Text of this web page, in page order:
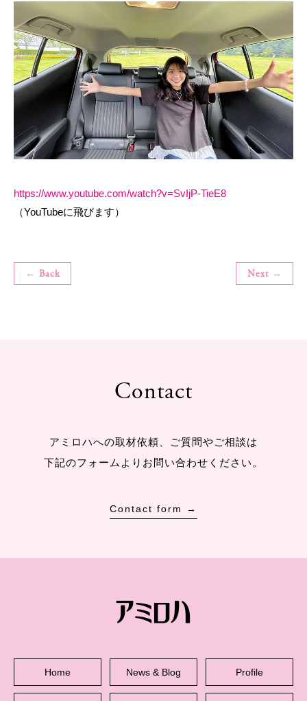
https://www.youtube.com/watch?v=SvIjP-TieE8
（YouTubeに飛びます）
← Back Next →
Contact
アミロハへの取材依頼、ご質問やご相談は
下記のフォームよりお問い合わせください。
Contact form →
Home News & Blog Profile